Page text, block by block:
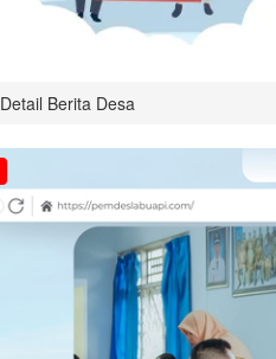
Detail Berita Desa